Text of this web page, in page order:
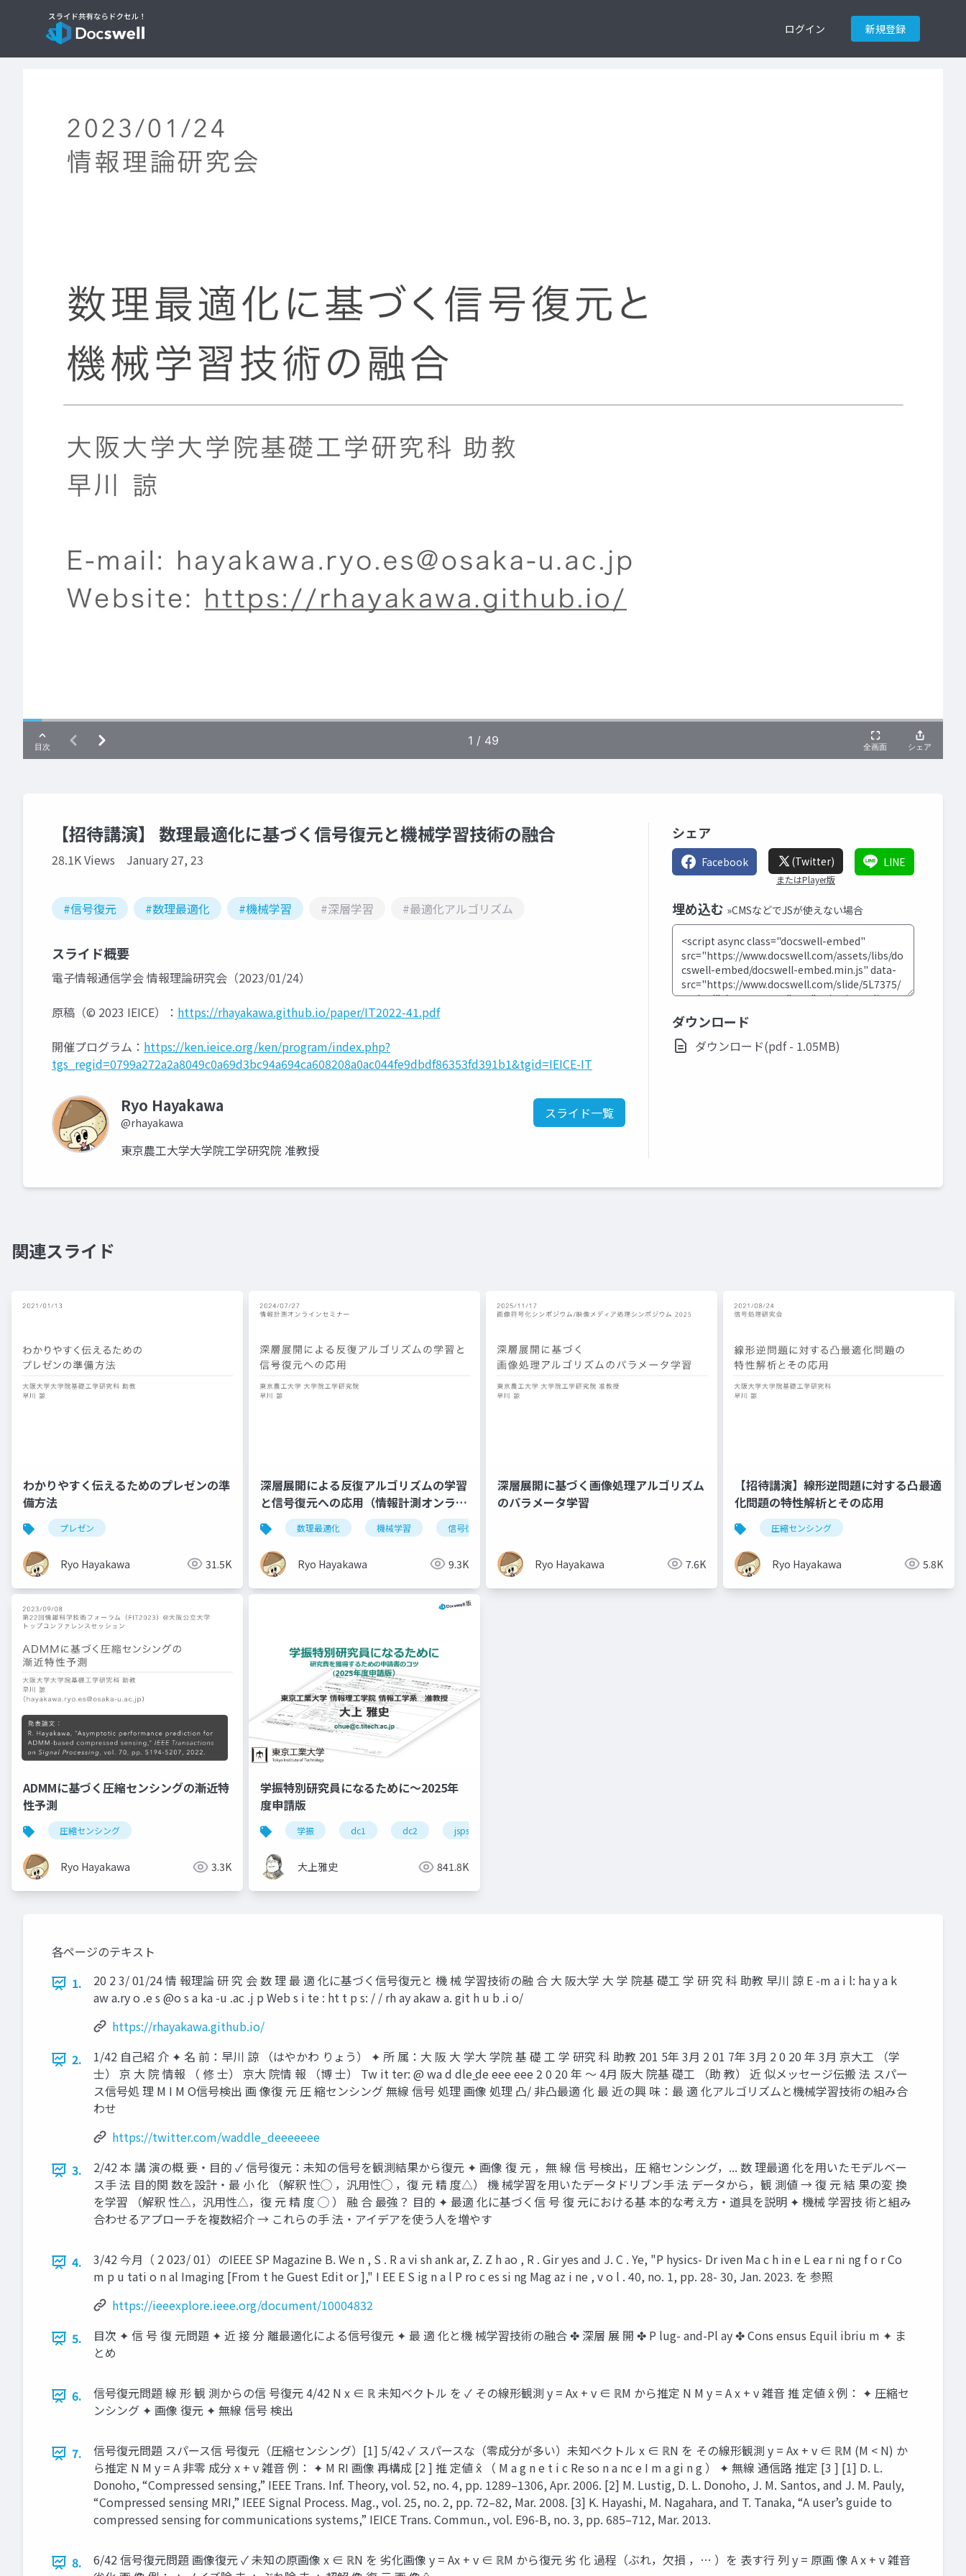
ログイン 新規登録
【招待講演】 数理最適化に基づく信号復元と機械学習技術の融合
28.1K Views January 27, 23
#信号復元 #数理最適化 #機械学習 #深層学習 #最適化アルゴリズム
スライド概要
電子情報通信学会 情報理論研究会（2023/01/24）
原稿（© 2023 IEICE）： https://rhayakawa.github.io/paper/IT2022-41.pdf
開催プログラム： https://ken.ieice.org/ken/program/index.php?
tgs_regid=0799a272a2a8049c0a69d3bc94a694ca608208a0ac044fe9dbdf86353fd391b1&tgid=IEICE-IT
Ryo Hayakawa
@rhayakawa
スライド一覧
東京農工大学大学院工学研究院 准教授
シェア
Facebook (Twitter)
またはPlayer版
LINE
埋め込む »CMSなどでJSが使えない場合
ダウンロード
ダウンロード(pdf - 1.05MB)
関連スライド
わかりやすく伝えるためのプレゼンの準
備方法
プレゼン
Ryo Hayakawa 31.5K
深層展開による反復アルゴリズムの学習
と信号復元への応用（情報計測オンライ
ンセミナー）
数理最適化 機械学習 信号復元
Ryo Hayakawa 9.3K
深層展開に基づく画像処理アルゴリズム
のパラメータ学習
Ryo Hayakawa 7.6K
【招待講演】線形逆問題に対する凸最適
化問題の特性解析とその応用
圧縮センシング
Ryo Hayakawa 5.8K
ADMMに基づく圧縮センシングの漸近特
性予測
圧縮センシング
Ryo Hayakawa 3.3K
学振特別研究員になるために～2025年
度申請版
学振 dc1 dc2 jsps
大上雅史 841.8K
各ページのテキスト
1.
20 2 3/ 01/24 情 報理論 研 究 会 数 理 最 適 化に基づく信号復元と 機 械 学習技術の融 合 大 阪大学 大 学 院基 礎工 学 研 究 科 助教 早川 諒 E -m a i l: ha y a k
aw a.ry o .e s @o s a ka -u .ac .j p Web s i te : ht t p s: / / rh ay akaw a. git h u b .i o/
https://rhayakawa.github.io/
2.
1/42 自己紹 介 ✦ 名 前：早川 諒 （はやかわ りょう） ✦ 所 属：大 阪 大 学大 学院 基 礎 工 学 研究 科 助教 201 5年 3月 2 01 7年 3月 2 0 20 年 3月 京大工 （学
士） 京 大 院 情報 （ 修 士） 京大 院情 報 （博 士） Tw it ter: @ wa d dle ̲de eee eee 2 0 20 年 〜 4月 阪大 院基 礎工 （助 教） 近 似メッセージ伝搬 法 スパー
ス信号処 理 M I M O信号検出 画 像復 元 圧 縮センシング 無線 信号 処理 画像 処理 凸/ 非凸最適 化 最 近の興 味：最 適 化アルゴリズムと機械学習技術の組み合
わせ
https://twitter.com/waddle_deeeeeee
3.
2/42 本 講 演の概 要・目的 ✓ 信号復元：未知の信号を観測結果から復元 ✦ 画像 復 元 ，無 線 信 号検出，圧 縮センシング，... 数 理最適 化を用いたモデルベー
ス手 法 目的関 数を設計・最 小 化 （解釈 性◯ ，汎用性◯ ，復 元 精 度△） 機 械学習を用いたデータドリブン手 法 データから，観 測値 → 復 元 結 果の変 換
を学習 （解釈 性△，汎用性△，復 元 精 度 ◯ ） 融 合 最強？ 目的 ✦ 最適 化に基づく信 号 復 元における基 本的な考え方・道具を説明 ✦ 機械 学習技 術と組み
合わせるアプローチを複数紹介 → これらの手 法・アイデアを使う人を増やす
4.
3/42 今月（ 2 023/ 01）のIEEE SP Magazine B. We n , S . R a vi sh ank ar, Z. Z h ao , R . Gir yes and J. C . Ye, "P hysics- Dr iven Ma c h in e L ea r ni ng f o r Co
m p u tati o n al Imaging [From t he Guest Edit or ]," I EE E S ig n a l P ro c es si ng Mag az i ne , v o l . 40, no. 1, pp. 28- 30, Jan. 2023. を 参照
https://ieeexplore.ieee.org/document/10004832
5.
目次 ✦ 信 号 復 元問題 ✦ 近 接 分 離最適化による信号復元 ✦ 最 適 化と機 械学習技術の融合 ✤ 深層 展 開 ✤ P lug- and-Pl ay ✤ Cons ensus Equil ibriu m ✦ ま
とめ
6.
信号復元問題 線 形 観 測からの信 号復元 4/42 N x ∈ ℝ 未知ベクトル を ✓ その線形観測 y = Ax + v ∈ ℝM から推定 N M y = A x + v 雑音 推 定値 x̂ 例： ✦ 圧縮セ
ンシング ✦ 画像 復元 ✦ 無線 信号 検出
7.
信号復元問題 スパース信 号復元（圧縮センシング）[1] 5/42 ✓ スパースな（零成分が多い）未知ベクトル x ∈ ℝN を その線形観測 y = Ax + v ∈ ℝM (M < N) か
ら推定 N M y = A 非零 成分 x + v 雑音 例： ✦ M RI 画像 再構成 [2 ] 推 定値 x̂ （ M a g n e t i c Re so n a nc e I m a gi n g ） ✦ 無線 通信路 推定 [3 ] [1] D. L.
Donoho, “Compressed sensing,” IEEE Trans. Inf. Theory, vol. 52, no. 4, pp. 1289–1306, Apr. 2006. [2] M. Lustig, D. L. Donoho, J. M. Santos, and J. M. Pauly,
“Compressed sensing MRI,” IEEE Signal Process. Mag., vol. 25, no. 2, pp. 72–82, Mar. 2008. [3] K. Hayashi, M. Nagahara, and T. Tanaka, “A user’s guide to
compressed sensing for communications systems,” IEICE Trans. Commun., vol. E96-B, no. 3, pp. 685–712, Mar. 2013.
8.
6/42 信号復元問題 画像復元 ✓ 未知の原画像 x ∈ ℝN を 劣化画像 y = Ax + v ∈ ℝM から復元 劣 化 過程（ぶれ，欠損 ，… ）を 表す行 列 y = 原画 像 A x + v 雑音